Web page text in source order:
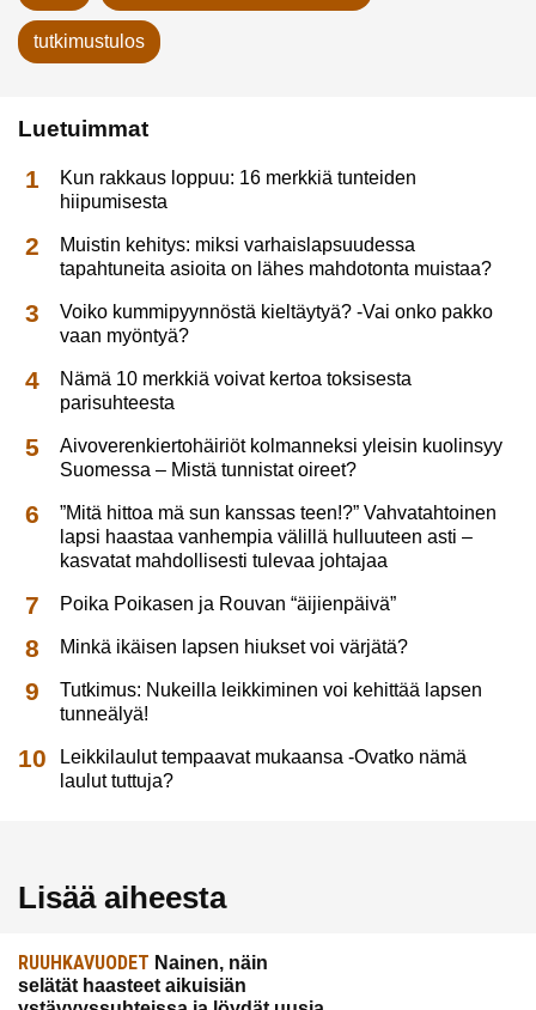
tutkimustulos
Luetuimmat
Kun rakkaus loppuu: 16 merkkiä tunteiden
hiipumisesta
Muistin kehitys: miksi varhaislapsuudessa
tapahtuneita asioita on lähes mahdotonta muistaa?
Voiko kummipyynnöstä kieltäytyä? -Vai onko pakko
vaan myöntyä?
Nämä 10 merkkiä voivat kertoa toksisesta
parisuhteesta
Aivoverenkiertohäiriöt kolmanneksi yleisin kuolinsyy
Suomessa – Mistä tunnistat oireet?
”Mitä hittoa mä sun kanssas teen!?” Vahvatahtoinen
lapsi haastaa vanhempia välillä hulluuteen asti –
kasvatat mahdollisesti tulevaa johtajaa
Poika Poikasen ja Rouvan “äijienpäivä”
Minkä ikäisen lapsen hiukset voi värjätä?
Tutkimus: Nukeilla leikkiminen voi kehittää lapsen
tunneälyä!
Leikkilaulut tempaavat mukaansa -Ovatko nämä
laulut tuttuja?
Lisää aiheesta
RUUHKAVUODET Nainen, näin
selätät haasteet aikuisiän